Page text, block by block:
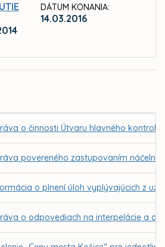
DÁTUM KONANIA:
14.03.2016
o činnosti Útvaru hlavného
povereného zastupovaním náčelníka
o plnení úloh vyplývajúcich z
o odpovediach na interpelácie a